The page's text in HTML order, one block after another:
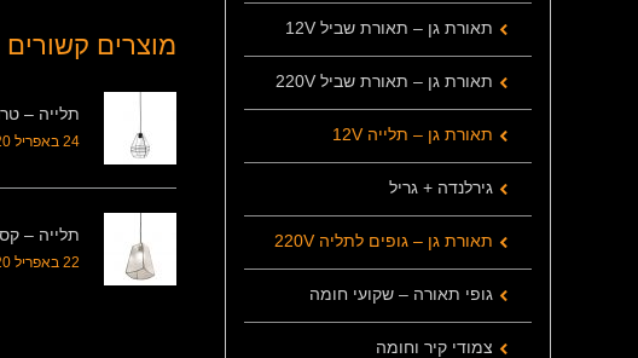
מוצרים קשורים
תלייה –
24 באפריל 2020
תלייה –
22 באפריל 2020
תאורת גן – תאורת שביל 12V
תאורת גן – תאורת שביל 220V
תאורת גן – תלייה 12V
גירלנדה + גריל
תאורת גן – גופים לתליה 220V
גופי תאורה – שקועי חומה
צמודי קיר וחומה